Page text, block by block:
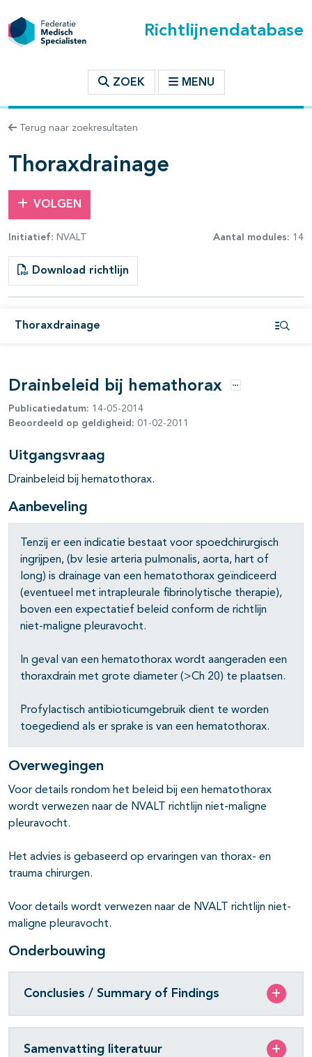
Richtlijnendatabase
ZOEK MENU
Terug naar zoekresultaten
Thoraxdrainage
VOLGEN
Initiatief: NVALT Aantal modules: 14
Download richtlijn
Thoraxdrainage
binnen deze richtlijn
Drainbeleid bij hemathorax Opties
Publicatiedatum: 14-05-2014
Beoordeeld op geldigheid: 01-02-2011
Uitgangsvraag
Drainbeleid bij hematothorax.
Aanbeveling
Tenzij er een indicatie bestaat voor spoedchirurgisch
ingrijpen, (bv lesie arteria pulmonalis, aorta, hart of
long) is drainage van een hematothorax geïndiceerd
(eventueel met intrapleurale fibrinolytische therapie),
boven een expectatief beleid conform de richtlijn
niet-maligne pleuravocht.
In geval van een hematothorax wordt aangeraden een
thoraxdrain met grote diameter (>Ch 20) te plaatsen.
Profylactisch antibioticumgebruik dient te worden
toegediend als er sprake is van een hematothorax.
Overwegingen
Voor details rondom het beleid bij een hematothorax
wordt verwezen naar de NVALT richtlijn niet-maligne
pleuravocht.
Het advies is gebaseerd op ervaringen van thorax- en
trauma chirurgen.
Voor details wordt verwezen naar de NVALT richtlijn niet-
maligne pleuravocht.
Onderbouwing
Conclusies / Summary of Findings
Samenvatting literatuur